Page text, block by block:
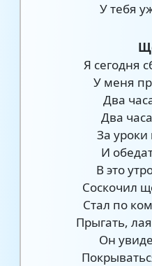
У тебя
Я сегодня
У меня
Два
Два
За уроки
И
В это
Соскочил
Стал по
Прыгать,
Он